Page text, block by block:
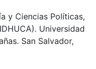
y Ciencias Políticas,
Universidad
San Salvador,